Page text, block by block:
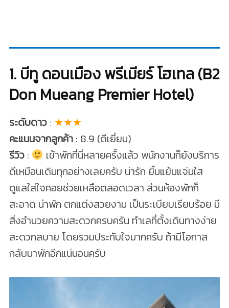
1. บีทู ดอนเมือง พรีเมียร์ โฮเทล (B2
Don Mueang Premier Hotel)
ระดับดาว: ★★★
คะแนนจากลูกค้า: 8.9 (ดีเยี่ยม)
รีวิว:
เข้าพักที่นี่หลายครั้งแล้ว พนักงานก็ยังบริการ
ดีเหมือนเดิมทุกอย่างเลยครับ น่ารัก ยิ้มแย้มแจ่มใส
ดูแลใส่ใจคอยช่วยเหลือตลอดเวลา ส่วนห้องพักก็
สะอาด น่าพัก ตกแต่งสวยงาม เป็นระเบียบเรียบร้อย มี
สิ่งอำนวยความสะดวกครบครัน ทำเลที่ตั้งเดินทางง่าย
สะดวกสบาย โดยรวมประทับใจมากครับ ถ้ามีโอกาส
กลับมาพักอีกแน่นอนครับ